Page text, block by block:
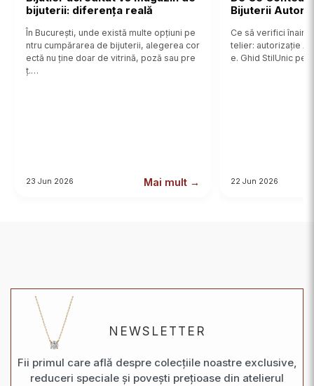
bijuterii: diferența reală
În București, unde există multe opțiuni pe
ntru cumpărarea de bijuterii, alegerea cor
ectă nu ține doar de vitrină, poză sau pre
ț.…
23 Jun 2026 Mai mult →
Bijuterii
Ce să verifici
telier: autorizație
e. Ghid StilUnic
22 Jun 2026
NEWSLETTER
Fii primul care află despre colecțiile noastre exclusive,
reduceri speciale și povești prețioase din atelierul